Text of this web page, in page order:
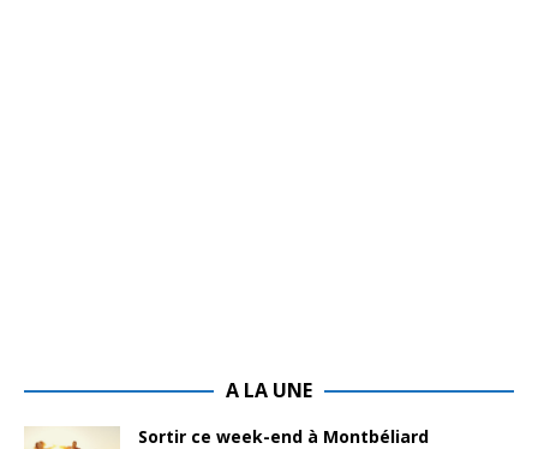
A LA UNE
Sortir ce week-end à Montbéliard